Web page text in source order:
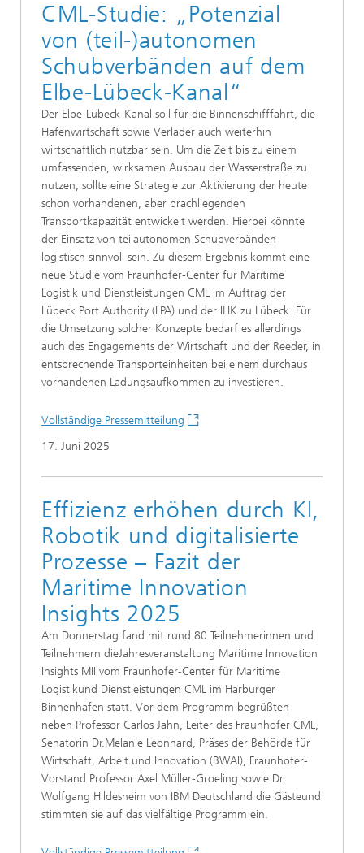
CML-Studie: „Potenzial
von (teil-)autonomen
Schubverbänden auf dem
Elbe-Lübeck-Kanal“
Der Elbe-Lübeck-Kanal soll für die Binnenschifffahrt, die
Hafenwirtschaft sowie Verlader auch weiterhin
wirtschaftlich nutzbar sein. Um die Zeit bis zu einem
umfassenden, wirksamen Ausbau der Wasserstraße zu
nutzen, sollte eine Strategie zur Aktivierung der heute
schon vorhandenen, aber brachliegenden
Transportkapazität entwickelt werden. Hierbei könnte
der Einsatz von teilautonomen Schubverbänden
logistisch sinnvoll sein. Zu diesem Ergebnis kommt eine
neue Studie vom Fraunhofer-Center für Maritime
Logistik und Dienstleistungen CML im Auftrag der
Lübeck Port Authority (LPA) und der IHK zu Lübeck. Für
die Umsetzung solcher Konzepte bedarf es allerdings
auch des Engagements der Wirtschaft und der Reeder, in
entsprechende Transporteinheiten bei einem durchaus
vorhandenen Ladungsaufkommen zu investieren.
Vollständige Pressemitteilung
17. Juni 2025
Effizienz erhöhen durch KI,
Robotik und digitalisierte
Prozesse – Fazit der
Maritime Innovation
Insights 2025
Am Donnerstag fand mit rund 80 Teilnehmerinnen und
Teilnehmern dieJahresveranstaltung Maritime Innovation
Insights MII vom Fraunhofer-Center für Maritime
Logistikund Dienstleistungen CML im Harburger
Binnenhafen statt. Vor dem Programm begrüßten
neben Professor Carlos Jahn, Leiter des Fraunhofer CML,
Senatorin Dr.Melanie Leonhard, Präses der Behörde für
Wirtschaft, Arbeit und Innovation (BWAI), Fraunhofer-
Vorstand Professor Axel Müller-Groeling sowie Dr.
Wolfgang Hildesheim von IBM Deutschland die Gästeund
stimmten sie auf das vielfältige Programm ein.